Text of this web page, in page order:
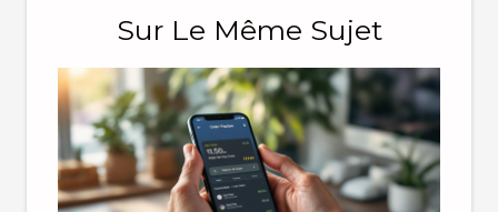
Sur Le Même Sujet